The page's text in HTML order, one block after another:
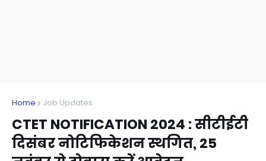
Home Job Updates
CTET NOTIFICATION 2024 : सीटीईटी
दिसंबर नोटिफिकेशन स्थगित, 25